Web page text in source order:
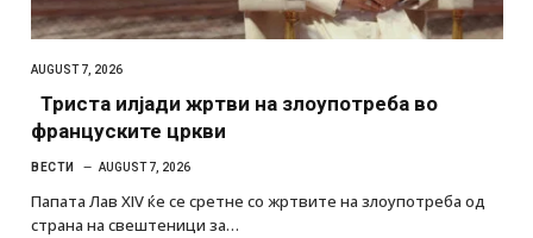
AUGUST 7, 2026
Триста илјади жртви на злоупотреба во
француските цркви
ВЕСТИ AUGUST 7, 2026
Папата Лав XIV ќе се сретне со жртвите на злоупотреба од
страна на свештеници за…